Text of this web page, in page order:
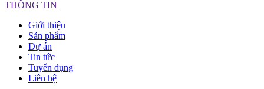
THÔNG TIN
Giới thiệu
Sản phẩm
Dự án
Tin tức
Tuyển dụng
Liên hệ